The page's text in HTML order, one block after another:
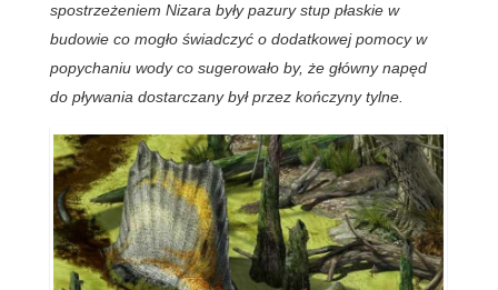
spostrzeżeniem Nizara były pazury stup płaskie w
budowie co mogło świadczyć o dodatkowej pomocy w
popychaniu wody co sugerowało by, że główny napęd
do pływania dostarczany był przez kończyny tylne.